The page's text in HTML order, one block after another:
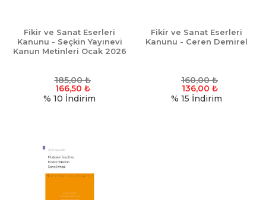
Fikir ve Sanat Eserleri
Kanunu - Seçkin Yayınevi
Kanun Metinleri Ocak 2026
185,00₺
166,50 ₺
% 10 İndirim
Fikir ve Sanat Eserleri
Kanunu - Ceren Demirel
160,00₺
136,00 ₺
% 15 İndirim